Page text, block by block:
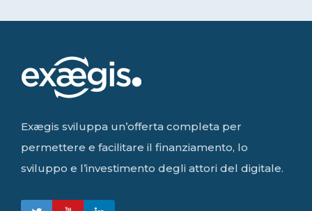
Exægis sviluppa un’offerta completa per
permettere e facilitare il finanziamento, lo
sviluppo e l’investimento degli attori del digitale.